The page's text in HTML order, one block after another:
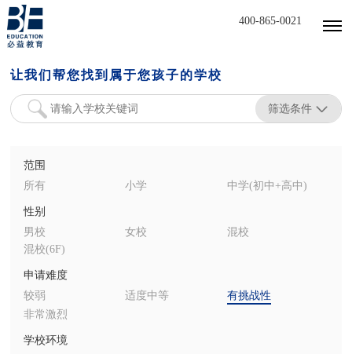
400-865-0021
让我们帮您找到属于您孩子的学校
筛选条件
范围
所有
小学 中学(初中+高中)
性别
男校
女校
混校
混校(6F)
申请难度
较弱
适度中等
有挑战性
非常激烈
学校环境